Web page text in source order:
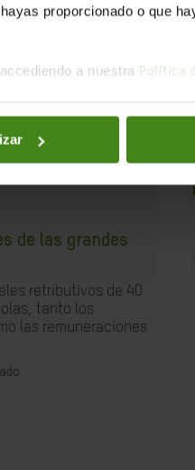
proporcionado o que
a nuestra Política
de las grandes
retributivos de 40
tanto los
las remuneraciones